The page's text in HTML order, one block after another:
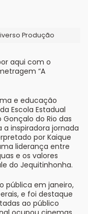
Produção
aqui com o
“A
e educação
Escola Estadual
Gonçalo do Rio das
a inspiradora jornada
por Kaique
liderança entre
e os valores
do Jequitinhonha.
pública em janeiro,
e foi destaque
ao público